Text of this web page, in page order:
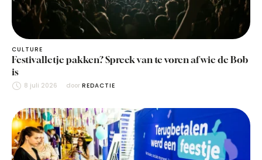
CULTURE
Festivalletje pakken? Spreek van te voren af wie de Bob
is
8 juli 2026 door REDACTIE